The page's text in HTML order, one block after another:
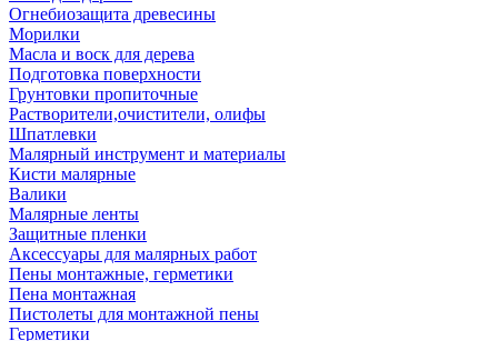
Огнебиозащита древесины
Морилки
Масла и воск для дерева
Подготовка поверхности
Грунтовки пропиточные
Растворители,очистители, олифы
Шпатлевки
Малярный инструмент и материалы
Кисти малярные
Валики
Малярные ленты
Защитные пленки
Аксессуары для малярных работ
Пены монтажные, герметики
Пена монтажная
Пистолеты для монтажной пены
Герметики